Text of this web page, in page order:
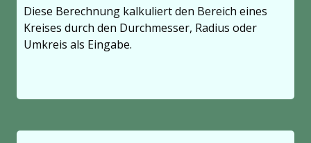
Diese Berechnung kalkuliert den Bereich eines
Kreises durch den Durchmesser, Radius oder
Umkreis als Eingabe.